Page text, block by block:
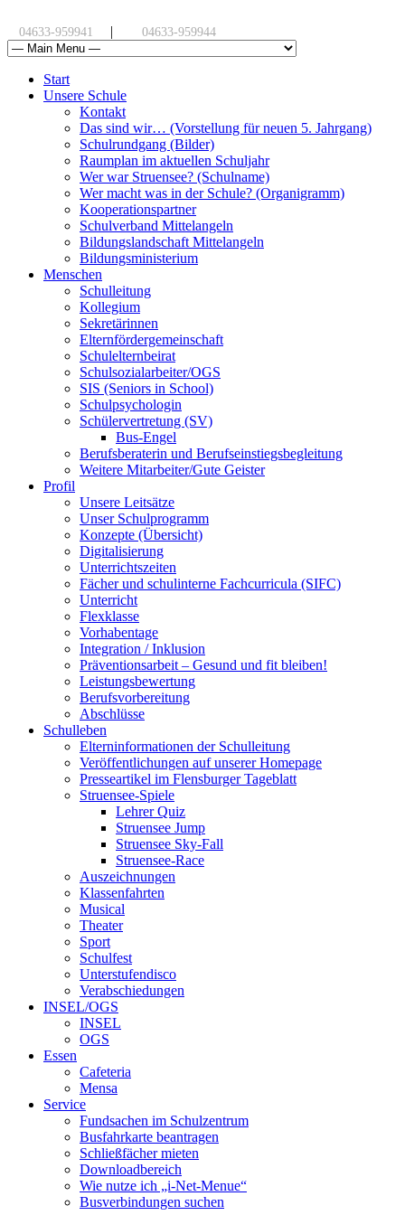
04633-959941 | 04633-959944
Start
Unsere Schule
Kontakt
Das sind wir… (Vorstellung für neuen 5. Jahrgang)
Schulrundgang (Bilder)
Raumplan im aktuellen Schuljahr
Wer war Struensee? (Schulname)
Wer macht was in der Schule? (Organigramm)
Kooperationspartner
Schulverband Mittelangeln
Bildungslandschaft Mittelangeln
Bildungsministerium
Menschen
Schulleitung
Kollegium
Sekretärinnen
Elternfördergemeinschaft
Schulelternbeirat
Schulsozialarbeiter/OGS
SIS (Seniors in School)
Schulpsychologin
Schülervertretung (SV)
Bus-Engel
Berufsberaterin und Berufseinstiegsbegleitung
Weitere Mitarbeiter/Gute Geister
Profil
Unsere Leitsätze
Unser Schulprogramm
Konzepte (Übersicht)
Digitalisierung
Unterrichtszeiten
Fächer und schulinterne Fachcurricula (SIFC)
Unterricht
Flexklasse
Vorhabentage
Integration / Inklusion
Präventionsarbeit – Gesund und fit bleiben!
Leistungsbewertung
Berufsvorbereitung
Abschlüsse
Schulleben
Elterninformationen der Schulleitung
Veröffentlichungen auf unserer Homepage
Presseartikel im Flensburger Tageblatt
Struensee-Spiele
Lehrer Quiz
Struensee Jump
Struensee Sky-Fall
Struensee-Race
Auszeichnungen
Klassenfahrten
Musical
Theater
Sport
Schulfest
Unterstufendisco
Verabschiedungen
INSEL/OGS
INSEL
OGS
Essen
Cafeteria
Mensa
Service
Fundsachen im Schulzentrum
Busfahrkarte beantragen
Schließfächer mieten
Downloadbereich
Wie nutze ich „i-Net-Menue“
Busverbindungen suchen